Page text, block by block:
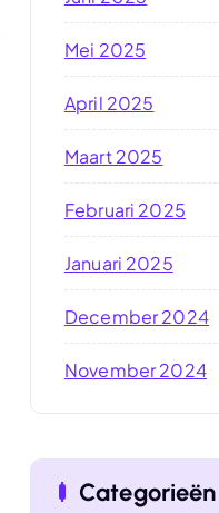
Mei 2025
April 2025
Maart 2025
Februari 2025
Januari 2025
December 2024
November 2024
Categorieën